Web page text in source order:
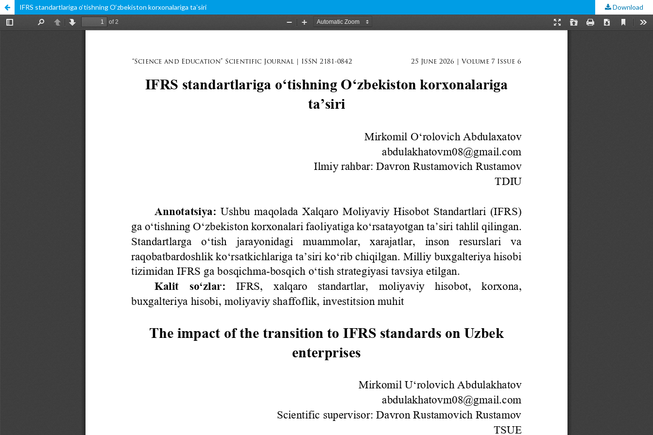
IFRS standartlariga o‘tishning O‘zbekiston korxonalariga taʼsiri Download